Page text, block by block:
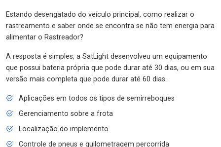
Estando desengatado do veículo principal, como realizar o
rastreamento e saber onde se encontra se não tem energia para
alimentar o Rastreador?
A resposta é simples, a SatLight desenvolveu um equipamento
que possui bateria própria que pode durar até 30 dias, ou em sua
versão mais completa que pode durar até 60 dias.
Aplicações em todos os tipos de semirreboques
Gerenciamento sobre a frota
Localização do implemento
Controle de pneus e quilometragem percorrida